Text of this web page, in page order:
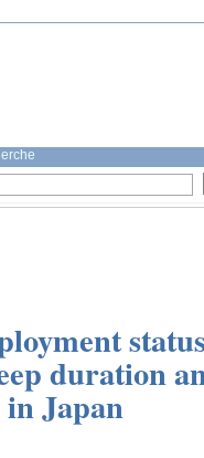
duration
Japan